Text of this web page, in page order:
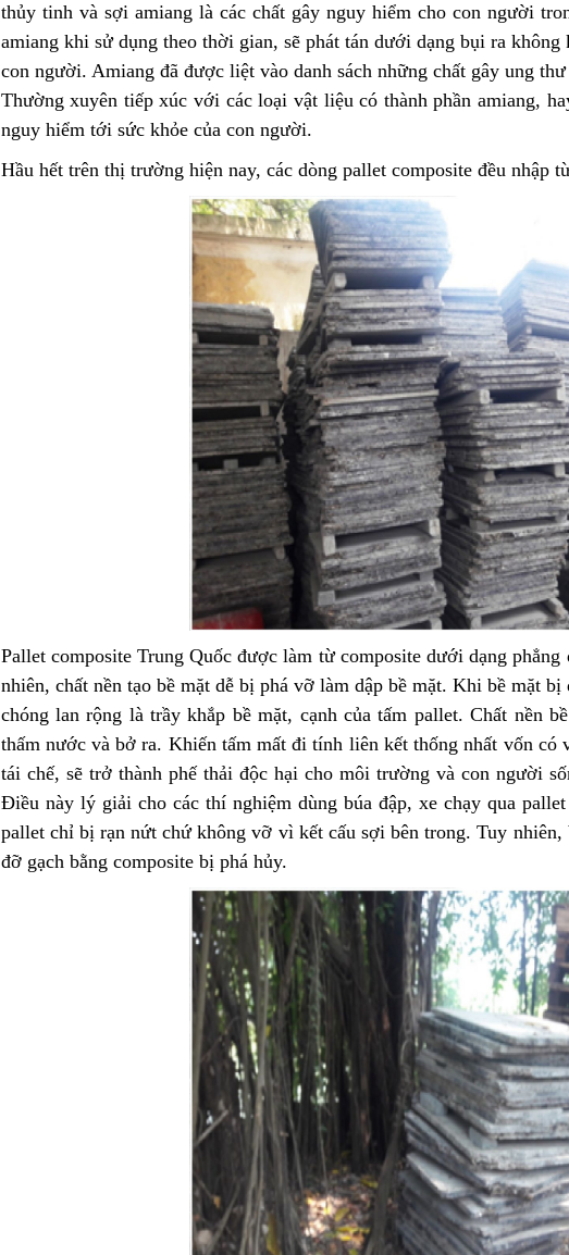
thủy tinh và sợi amiang là các chất gây nguy hiểm cho con người
amiang khi sử dụng theo thời gian, sẽ phát tán dưới dạng bụi ra
con người. Amiang đã được liệt vào danh sách những chất gây ung
Thường xuyên tiếp xúc với các loại vật liệu có thành phần amiang,
nguy hiểm tới sức khỏe của con người.
Hầu hết trên thị trường hiện nay, các dòng pallet composite đều nhập
Pallet composite Trung Quốc được làm từ composite dưới dạng
nhiên, chất nền tạo bề mặt dễ bị phá vỡ làm dập bề mặt. Khi bề mặt
chóng lan rộng là trầy khắp bề mặt, cạnh của tấm pallet. Chất nền
thấm nước và bở ra. Khiến tấm mất đi tính liên kết thống nhất vốn
tái chế, sẽ trở thành phế thải độc hại cho môi trường và con người
Điều này lý giải cho các thí nghiệm dùng búa đập, xe chạy qua
pallet chỉ bị rạn nứt chứ không vỡ vì kết cấu sợi bên trong. Tuy
đỡ gạch bằng composite bị phá hủy.